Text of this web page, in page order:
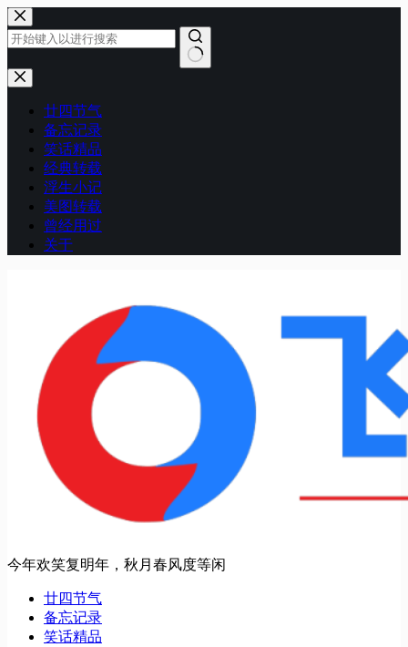
跳
至
内
容
无
廿四节气
备忘记录
笑话精品
经典转载
浮生小记
美图转载
曾经用过
关于
今年欢笑复明年，秋月春风度等闲
廿四节气
备忘记录
笑话精品